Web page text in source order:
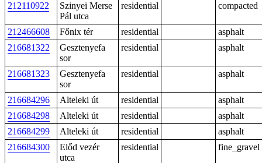
212110922
Szinyei Merse
Pál utca
residential compacted
212466608 Főnix tér residential
asphalt
216681322
Gesztenyefa
sor
residential asphalt
216681323
Gesztenyefa
sor
residential asphalt
216684296 Alteleki út residential
asphalt
216684298
Alteleki út residential
asphalt
216684299
Alteleki út residential
asphalt
216684300
Előd vezér
utca
residential fine_gravel